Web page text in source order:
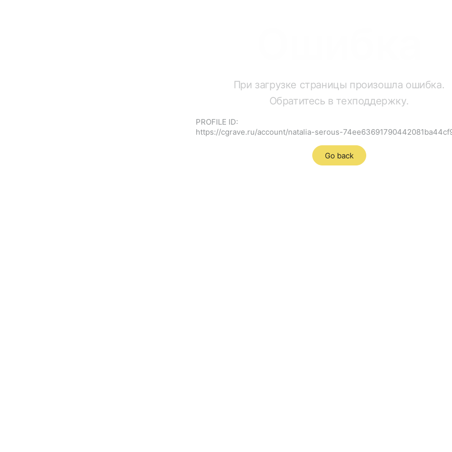
При загрузке страницы произошла ошибка.
Обратитесь в техподдержку.
PROFILE ID:
https://cgrave.ru/account/natalia-serous-
Go back